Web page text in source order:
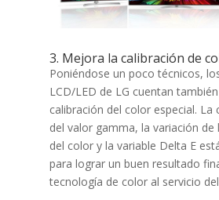
3. Mejora la calibración de
Poniéndose un poco técnicos,
LCD/LED de LG cuentan
calibración del color especial. La
del valor gamma, la variación
del color y la variable Delta E
para lograr un buen resultado
tecnología de color al servicio